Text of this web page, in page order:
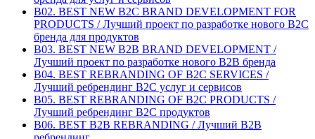
B02. BEST NEW B2C BRAND DEVELOPMENT FOR
PRODUCTS / Лучший проект по разработке нового B2C
бренда для продуктов
B03. BEST NEW B2B BRAND DEVELOPMENT /
Лучший проект по разработке нового B2B бренда
B04. BEST REBRANDING OF B2C SERVICES /
Лучший ребрендинг B2С услуг и сервисов
B05. BEST REBRANDING OF B2C PRODUCTS /
Лучший ребрендинг B2С продуктов
B06. BEST B2B REBRANDING / Лучший B2B